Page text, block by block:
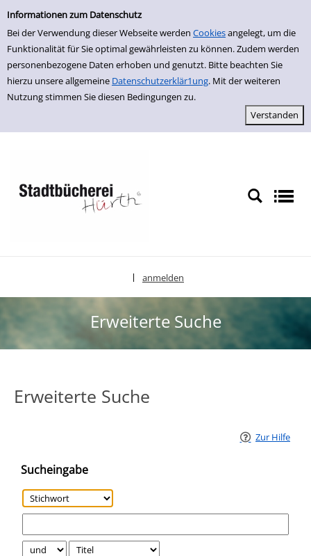
Erweiterte Suche
Informationen zum Datenschutz
Bei der Verwendung dieser Webseite werden Cookiesangelegt, um die
Funktionalität für Sie optimal gewährleisten zu können. Zudem werden
personenbezogene Daten erhoben und genutzt. Bitte beachten Sie
hierzu unsere allgemeine Datenschutzerklär1ung. Mit der weiteren
Nutzung stimmen Sie diesen Bedingungen zu.
zur Navigation springen
zum Inhalt springen
Zur erweiterten Suche springen
anmelden
Erweiterte Suche
Erweiterte Suche
Zur Hilfe
Sucheingabe